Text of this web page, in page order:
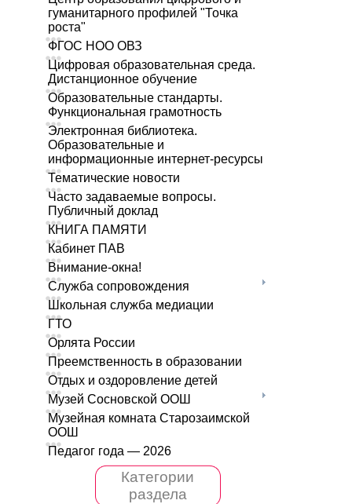
гуманитарного профилей "Точка
роста"
ФГОС НОО ОВЗ
Цифровая образовательная среда.
Дистанционное обучение
Образовательные стандарты.
Функциональная грамотность
Электронная библиотека.
Образовательные и
информационные интернет-ресурсы
Тематические новости
Часто задаваемые вопросы.
Публичный доклад
КНИГА ПАМЯТИ
Кабинет ПАВ
Внимание-окна!
Служба сопровождения
Школьная служба медиации
ГТО
Орлята России
Преемственность в образовании
Отдых и оздоровление детей
Музей Сосновской ООШ
Музейная комната Старозаимской
ООШ
Педагог года — 2026
Категории
раздела